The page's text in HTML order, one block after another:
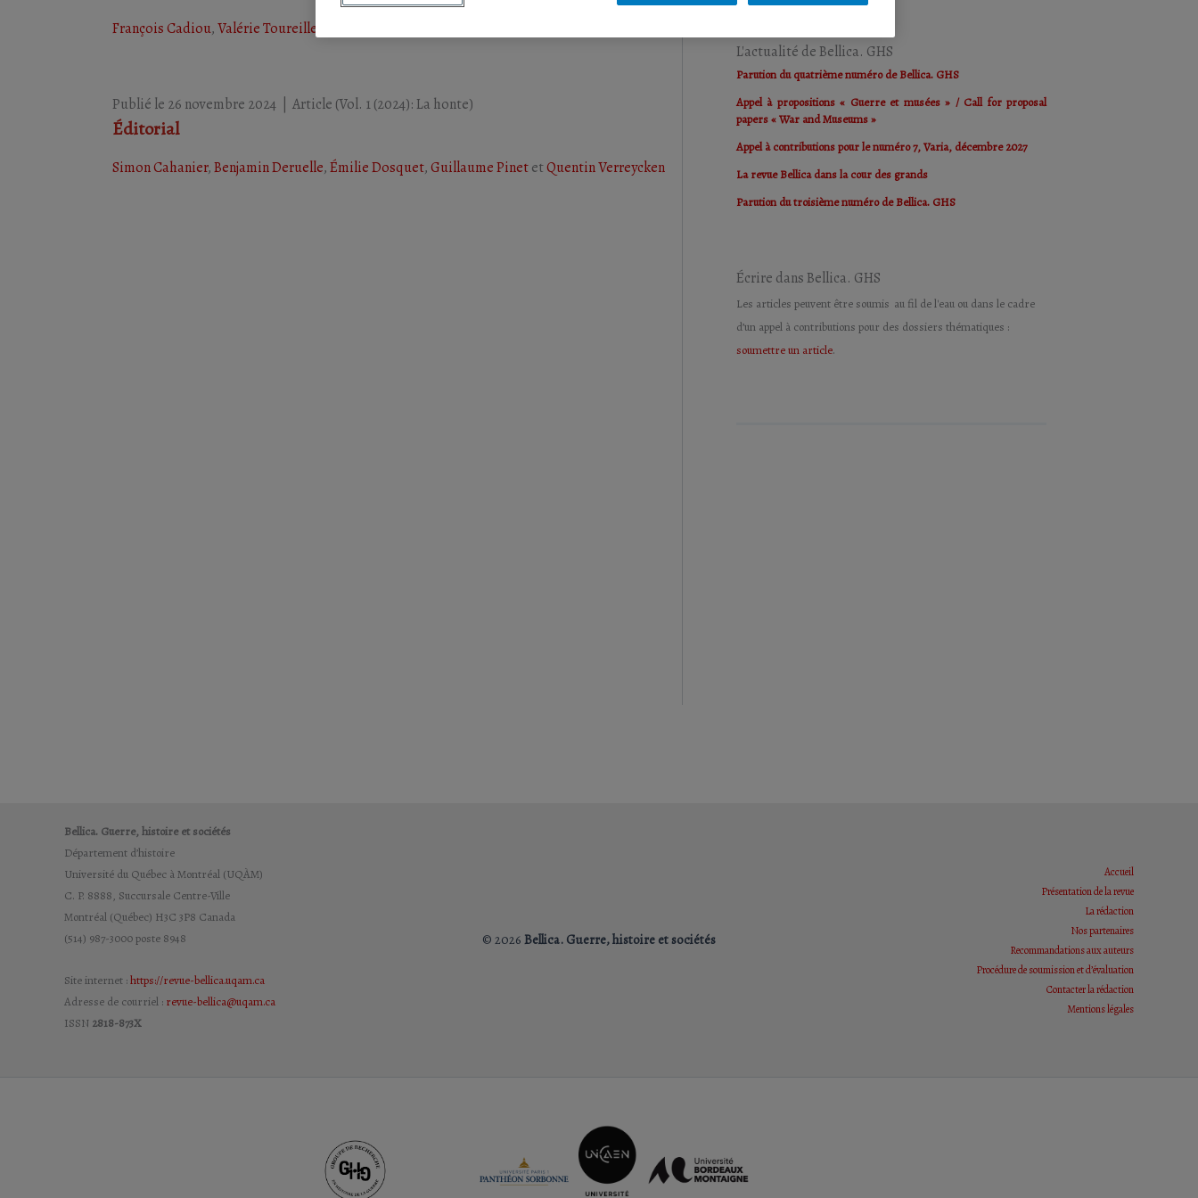
François Cadiou,Valérie Toureille
Publié le 26 novembre 2024 Article (Vol. 1 (2024): La honte)
Éditorial
Simon Cahanier,Benjamin Deruelle,Émilie Dosquet,Guillaume PinetetQuentin Verreycken
L'actualité de Bellica. GHS
Parution du quatrième numéro de Bellica. GHS
Appel à propositions « Guerre et musées » / Call for proposal
papers « War and Museums »
Appel à contributions pour le numéro 7, Varia, décembre 2027
La revue Bellica dans la cour des grands
Parution du troisième numéro de Bellica. GHS
Écrire dans Bellica. GHS
Les articles peuvent être soumis au fil de l'eau ou dans le cadre
d’un appel à contributions pour des dossiers thématiques :
soumettre un article.
Bellica. Guerre, histoire et sociétés
Département d’histoire
Université du Québec à Montréal (UQÀM)
C. P. 8888, Succursale Centre-Ville
Montréal (Québec) H3C 3P8 Canada
(514) 987-3000 poste 8948
Site internet :https://revue-bellica.uqam.ca
Adresse de courriel : revue-bellica@uqam.ca
ISSN 2818-873X
© 2026 Bellica. Guerre, histoire et sociétés
Accueil
Présentation de la revue
La rédaction
Nos partenaires
Recommandations aux auteurs
Procédure de soumission et d’évaluation
Contacter la rédaction
Mentions légales